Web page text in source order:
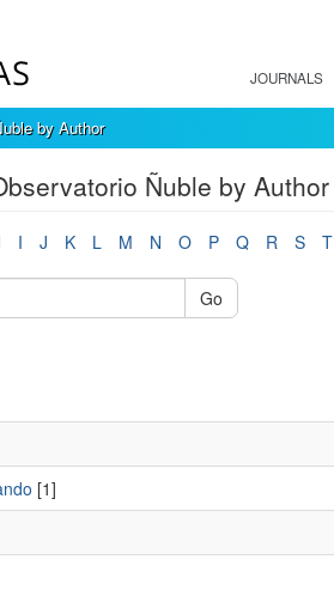
JOURNALS
by Author
Ñuble by Author
I J K L M N O P Q R S T
Go
[1]